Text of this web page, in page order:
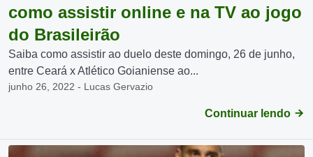
como assistir online e na TV ao jogo
do Brasileirão
Saiba como assistir ao duelo deste domingo, 26 de junho,
entre Ceará x Atlético Goianiense ao...
junho 26, 2022 - Lucas Gervazio
Continuar lendo